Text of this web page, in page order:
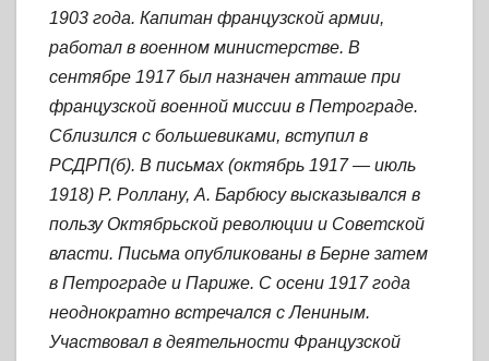
1903 года. Капитан французской армии,
работал в военном министерстве. В
сентябре 1917 был назначен атташе при
французской военной миссии в Петрограде.
Сблизился с большевиками, вступил в
РСДРП(б). В письмах (октябрь 1917 — июль
1918) Р. Роллану, А. Барбюсу высказывался в
пользу Октябрьской революции и Советской
власти. Письма опубликованы в Берне затем
в Петрограде и Париже. С осени 1917 года
неоднократно встречался с Лениным.
Участвовал в деятельности Французской